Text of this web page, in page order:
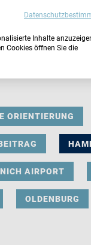
ORIENTIERUNG
AIRPORT
OLDENBURG
Inhalte
Cookies öffnen Sie die